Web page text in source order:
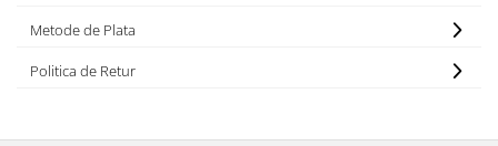
Metode de Plata
Politica de Retur